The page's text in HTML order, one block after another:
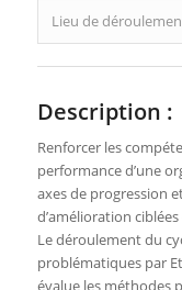
Lieu de
Description :
Renforcer les
performance d’une
axes de progression
d’amélioration
Le déroulement du
problématiques par
évalue les méthodes